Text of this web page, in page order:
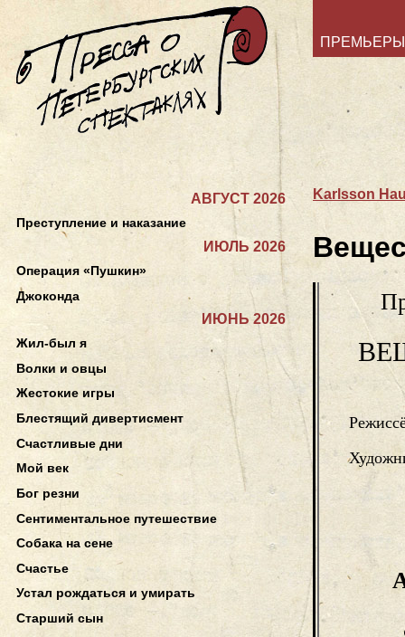
ПРЕМЬЕРЫ
Karlsson
АВГУСТ 2026
Преступление и наказание
ИЮЛЬ 2026
Операция «Пушкин»
Джоконда
ИЮНЬ 2026
Жил-был я
Волки и овцы
Жестокие игры
Блестящий дивертисмент
Счастливые дни
Мой век
Бог резни
Сентиментальное путешествие
Собака на сене
Счастье
Устал рождаться и умирать
Старший сын